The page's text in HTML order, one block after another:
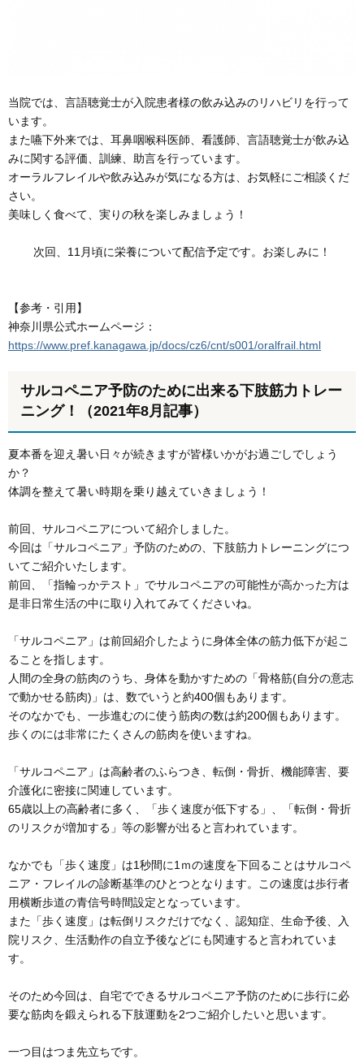
当院では、言語聴覚士が入院患者様の飲み込みのリハビリを行って
います。
また嚥下外来では、耳鼻咽喉科医師、看護師、言語聴覚士が飲み込
みに関する評価、訓練、助言を行っています。
オーラルフレイルや飲み込みが気になる方は、お気軽にご相談くだ
さい。
美味しく食べて、実りの秋を楽しみましょう！
次回、11月頃に栄養について配信予定です。お楽しみに！
【参考・引用】
神奈川県公式ホームページ：
https://www.pref.kanagawa.jp/docs/cz6/cnt/s001/oralfrail.html
サルコペニア予防のために出来る下肢筋力トレー
ニング！（2021年8月記事）
夏本番を迎え暑い日々が続きますが皆様いかがお過ごしでしょう
か？
体調を整えて暑い時期を乗り越えていきましょう！
前回、サルコペニアについて紹介しました。
今回は「サルコペニア」予防のための、下肢筋力トレーニングにつ
いてご紹介いたします。
前回、「指輪っかテスト」でサルコペニアの可能性が高かった方は
是非日常生活の中に取り入れてみてくださいね。
「サルコペニア」は前回紹介したように身体全体の筋力低下が起こ
ることを指します。
人間の全身の筋肉のうち、身体を動かすための「骨格筋(自分の意志
で動かせる筋肉)」は、数でいうと約400個もあります。
そのなかでも、一歩進むのに使う筋肉の数は約200個もあります。
歩くのには非常にたくさんの筋肉を使いますね。
「サルコペニア」は高齢者のふらつき、転倒・骨折、機能障害、要
介護化に密接に関連しています。
65歳以上の高齢者に多く、「歩く速度が低下する」、「転倒・骨折
のリスクが増加する」等の影響が出ると言われています。
なかでも「歩く速度」は1秒間に1ｍの速度を下回ることはサルコペ
ニア・フレイルの診断基準のひとつとなります。この速度は歩行者
用横断歩道の青信号時間設定となっています。
また「歩く速度」は転倒リスクだけでなく、認知症、生命予後、入
院リスク、生活動作の自立予後などにも関連すると言われていま
す。
そのため今回は、自宅でできるサルコペニア予防のために歩行に必
要な筋肉を鍛えられる下肢運動を2つご紹介したいと思います。
一つ目はつま先立ちです。